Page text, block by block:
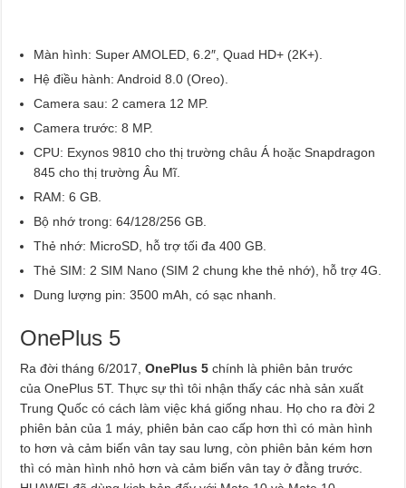
Màn hình: Super AMOLED, 6.2″, Quad HD+ (2K+).
Hệ điều hành: Android 8.0 (Oreo).
Camera sau: 2 camera 12 MP.
Camera trước: 8 MP.
CPU: Exynos 9810 cho thị trường châu Á hoặc Snapdragon
845 cho thị trường Âu Mĩ.
RAM: 6 GB.
Bộ nhớ trong: 64/128/256 GB.
Thẻ nhớ: MicroSD, hỗ trợ tối đa 400 GB.
Thẻ SIM: 2 SIM Nano (SIM 2 chung khe thẻ nhớ), hỗ trợ 4G.
Dung lượng pin: 3500 mAh, có sạc nhanh.
OnePlus 5
Ra đời tháng 6/2017,OnePlus 5 chính là phiên bản trước
của OnePlus 5T. Thực sự thì tôi nhận thấy các nhà sản xuất
Trung Quốc có cách làm việc khá giống nhau. Họ cho ra đời 2
phiên bản của 1 máy, phiên bản cao cấp hơn thì có màn hình
to hơn và cảm biến vân tay sau lưng, còn phiên bản kém hơn
thì có màn hình nhỏ hơn và cảm biến vân tay ở đằng trước.